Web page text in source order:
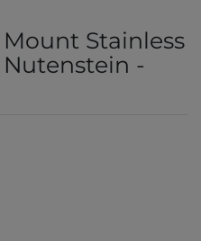
Stainless
-